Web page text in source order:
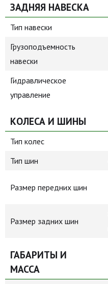
ЗАДНЯЯ НАВЕСКА
Тип навески
Грузоподъемность
навески
Гидравлическое
управление
КОЛЕСА И ШИНЫ
Тип колес
Тип шин
Размер передних шин
Размер задних шин
ГАБАРИТЫ И
МАССА